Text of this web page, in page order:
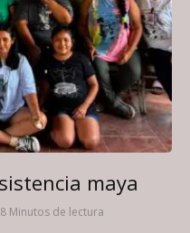
maya
8 Minutos de lectura